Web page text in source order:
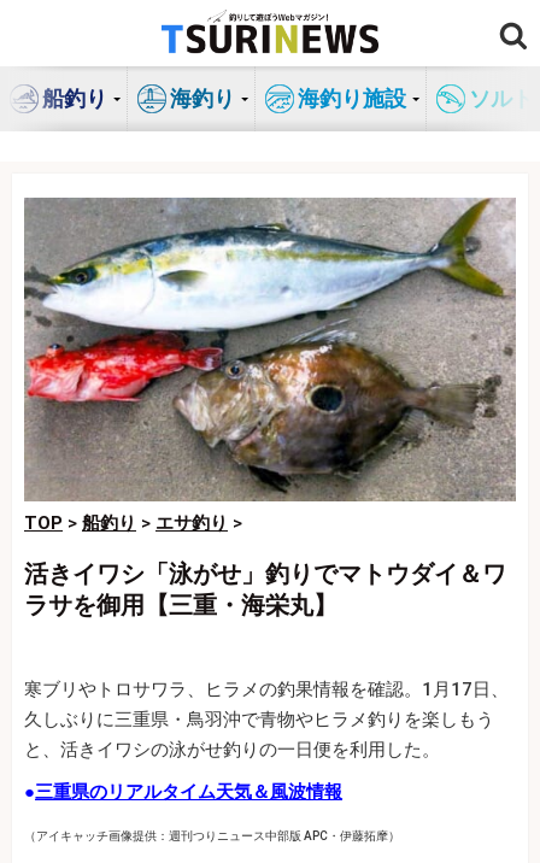
ン
船釣り 海釣り 海釣り施設 ソル
TOP > 船釣り > エサ釣り >
活きイワシ「泳がせ」釣りでマトウダイ＆ワ
ラサを御用【三重・海栄丸】
寒ブリやトロサワラ、ヒラメの釣果情報を確認。1月17日、
久しぶりに三重県・鳥羽沖で青物やヒラメ釣りを楽しもう
と、活きイワシの泳がせ釣りの一日便を利用した。
●三重県のリアルタイム天気＆風波情報
（アイキャッチ画像提供：週刊つりニュース中部版 APC・伊藤拓摩）